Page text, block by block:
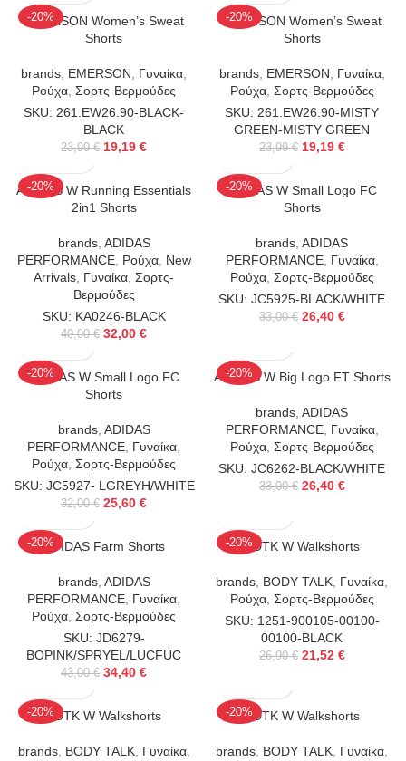
EMERSON Women’s Sweat
Shorts
brands EMERSON Γυναίκα
Ρούχα Σορτς-Βερμούδες
SKU: 261.EW26.90-BLACK-
BLACK
23,99€ 19,19 €
-20%
EMERSON Women’s Sweat
Shorts
brands, EMERSON Γυναίκα,
Ρούχα, Σορτς-Βερμούδες
SKU: 261.EW26.90-MISTY
GREEN-MISTY GREEN
23,99€ 19,19 €
-20%
ADIDAS W Running Essentials
2in1 Shorts
brands, ADIDAS
PERFORMANCE, Ρούχα, New
Arrivals Γυναίκα Σορτς-
Βερμούδες
SKU: KA0246-BLACK
40,00€ 32,00 €
-20%
ADIDAS W Small Logo FC
Shorts
brands ,ADIDAS
PERFORMANCE, Γυναίκα,
Ρούχα, Σορτς-Βερμούδες
SKU: JC5925-BLACK/WHITE
33,00€ 26,40 €
-20%
ADIDAS W Small Logo FC
Shorts
brands, ADIDAS
PERFORMANCE Γυναίκα
Ρούχα Σορτς-Βερμούδες
SKU: JC5927- LGREYH/WHITE
32,00€ 25,60 €
-20% ADIDAS W Big Logo FT Shorts
brands ,ADIDAS
PERFORMANCE, Γυναίκα,
Ρούχα, Σορτς-Βερμούδες
SKU: JC6262-BLACK/WHITE
33,00€ 26,40 €
-20%
ADIDAS Farm Shorts
brands, ADIDAS
PERFORMANCE Γυναίκα
Ρούχα Σορτς-Βερμούδες
SKU: JD6279-
BOPINK/SPRYEL/LUCFUC
43,00€ 34,40 €
-20% BDTK W Walkshorts
brands BODY TALK Γυναίκα
Ρούχα, Σορτς-Βερμούδες
SKU: 1251-900105-00100-
00100-BLACK
26,90€ 21,52 €
-20%
BDTK W Walkshorts
brands, BODY TALK, Γυναίκα,
-20% BDTK W Walkshorts
brands BODY TALK Γυναίκα
-20%